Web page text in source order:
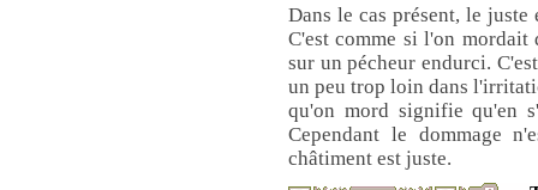
Dans le cas présent, le
C'est comme si l'on mordait
sur un pécheur endurci.
un peu trop loin dans
qu'on mord signifie qu'en
Cependant le dommage
châtiment est juste.